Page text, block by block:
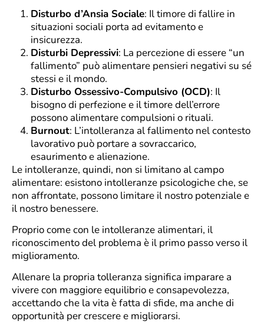
Disturbo d’Ansia Sociale: Il timore di fallire in
situazioni sociali porta ad evitamento e
insicurezza.
Disturbi Depressivi: La percezione di essere “un
fallimento” può alimentare pensieri negativi su sé
stessi e il mondo.
Disturbo Ossessivo-Compulsivo (OCD): Il
bisogno di perfezione e il timore dell’errore
possono alimentare compulsioni o rituali.
Burnout: L’intolleranza al fallimento nel contesto
lavorativo può portare a sovraccarico,
esaurimento e alienazione.
Le intolleranze, quindi, non si limitano al campo
alimentare: esistono intolleranze psicologiche che, se
non affrontate, possono limitare il nostro potenziale e
il nostro benessere.
Proprio come con le intolleranze alimentari, il
riconoscimento del problema è il primo passo verso il
miglioramento.
Allenare la propria tolleranza significa imparare a
vivere con maggiore equilibrio e consapevolezza,
accettando che la vita è fatta di sfide, ma anche di
opportunità per crescere e migliorarsi.